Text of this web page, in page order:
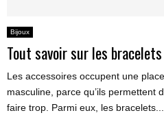
Bijoux
Tout savoir sur les
Les accessoires occupent une
masculine, parce qu’ils permettent
faire trop. Parmi eux, les bracelets...